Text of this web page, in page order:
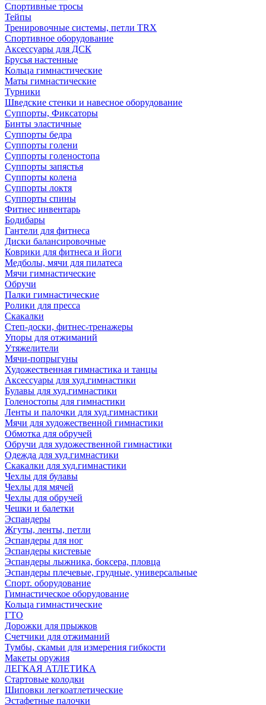
Спортивные тросы
Тейпы
Тренировочные системы, петли TRX
Спортивное оборудование
Аксессуары для ДСК
Брусья настенные
Кольца гимнастические
Маты гимнастические
Турники
Шведские стенки и навесное оборудование
Суппорты, Фиксаторы
Бинты эластичные
Суппорты бедра
Суппорты голени
Суппорты голеностопа
Суппорты запястья
Суппорты колена
Суппорты локтя
Суппорты спины
Фитнес инвентарь
Бодибары
Гантели для фитнеса
Диски балансировочные
Коврики для фитнеса и йоги
Медболы, мячи для пилатеса
Мячи гимнастические
Обручи
Палки гимнастические
Ролики для пресса
Скакалки
Степ-доски, фитнес-тренажеры
Упоры для отжиманий
Утяжелители
Мячи-попрыгуны
Художественная гимнастика и танцы
Аксессуары для худ.гимнастики
Булавы для худ.гимнастики
Голеностопы для гимнастики
Ленты и палочки для худ.гимнастики
Мячи для художественной гимнастики
Обмотка для обручей
Обручи для художественной гимнастики
Одежда для худ.гимнастики
Скакалки для худ.гимнастики
Чехлы для булавы
Чехлы для мячей
Чехлы для обручей
Чешки и балетки
Эспандеры
Жгуты, ленты, петли
Эспандеры для ног
Эспандеры кистевые
Эспандеры лыжника, боксера, пловца
Эспандеры плечевые, грудные, универсальные
Спорт. оборудование
Гимнастическое оборудование
Кольца гимнастические
ГТО
Дорожки для прыжков
Счетчики для отжиманий
Тумбы, скамьи для измерения гибкости
Макеты оружия
ЛЕГКАЯ АТЛЕТИКА
Стартовые колодки
Шиповки легкоатлетические
Эстафетные палочки